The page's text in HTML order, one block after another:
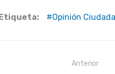
Etiqueta: Opinión
NavegaciónAnterior